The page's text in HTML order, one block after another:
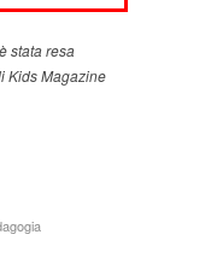
stata resa
Kids Magazine